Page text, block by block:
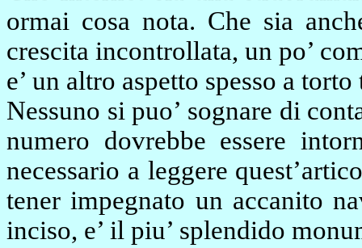
ormai cosa nota. Che sia
crescita incontrollata, un po’
e’ un altro aspetto spesso a
Nessuno si puo’ sognare di
numero dovrebbe essere
necessario a leggere
tener impegnato un accanito
inciso, e’ il piu’ splendido